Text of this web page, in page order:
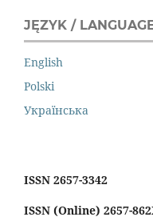
JĘZYK /
English
Polski
Українська
ISSN 2657-3342
ISSN (Online) 2657-